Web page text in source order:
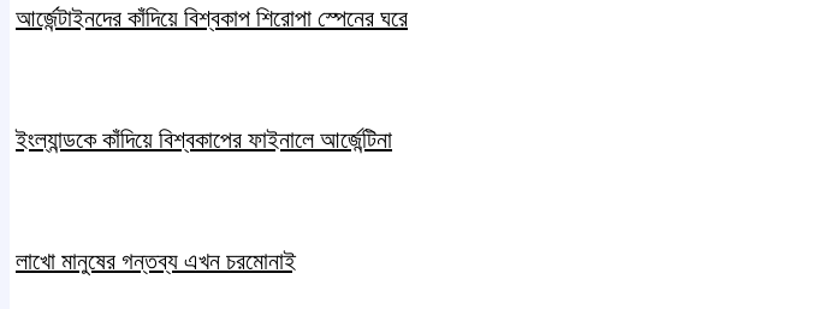
আর্জেন্টাইনদের কাঁদিয়ে বিশ্বকাপ শিরোপা স্পেনের ঘরে
ইংল্যান্ডকে কাঁদিয়ে বিশ্বকাপের ফাইনালে আর্জেন্টিনা
লাখো মানুষের গন্তব্য এখন চরমোনাই